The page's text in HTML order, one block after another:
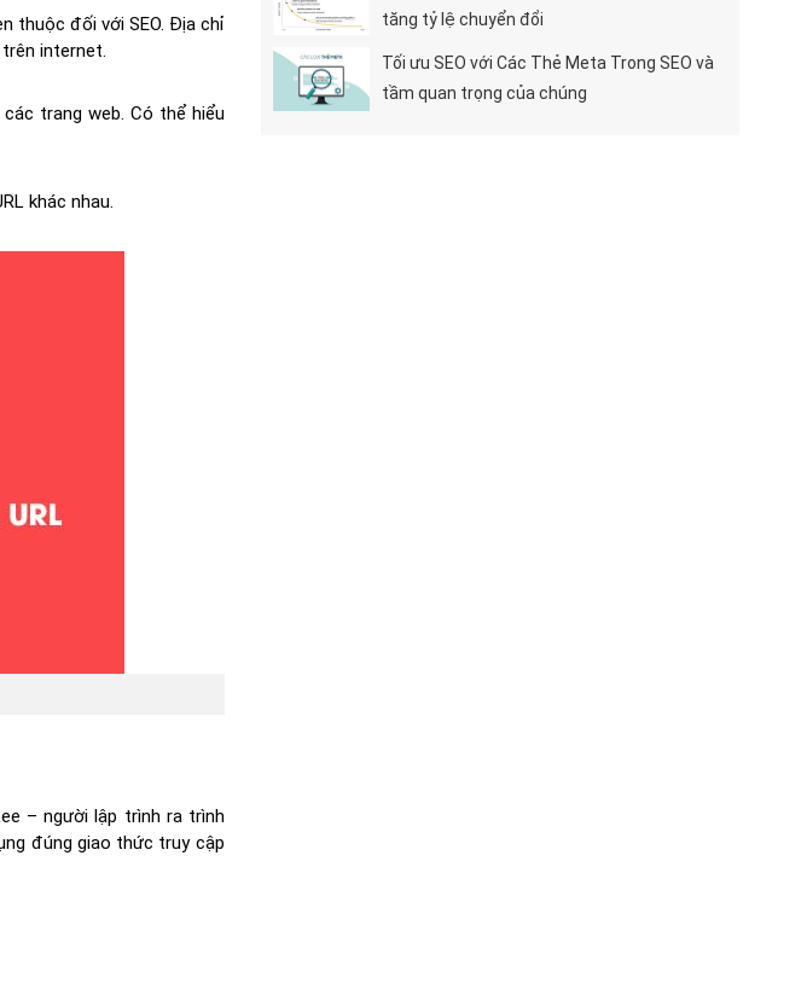
thuộc đối với SEO. Địa chỉ
internet.
trang web. Có thể hiểu
khác nhau.
– người lập trình ra trình
đúng giao thức truy cập
tăng tỷ lệ chuyển đổi
Tối ưu SEO với Các Thẻ Meta Trong SEO và
tầm quan trọng của chúng